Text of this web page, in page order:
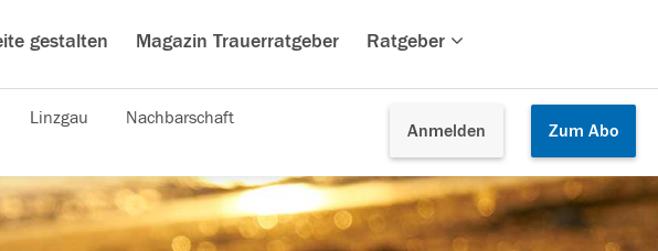
gestalten Magazin Trauerratgeber Ratgeber
Anmelden Zum Abo
Linzgau Nachbarschaft